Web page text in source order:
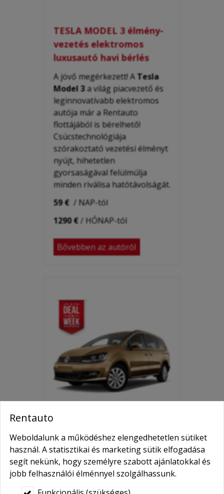
TESLA MODEL 3 élmény-
vezetés elektromos
luxusautó havi bérlés
A jövő megérkezett! ATesla
Model 3a világ piacvezető és
leginnovatívabb elektromos
autója már a Rentauto
flottájából is bérelhető!
Csúcstechnológiája
szórakoztató vezetési élményt
nyújt, hihetetlen
gyorsaságával felülmúlja
minden riválisa hatótávolságát.
59 € / NAP-tól
1290 €/ HÓNAP-tól
Bővebben az autóról
VOLKSWAGEN SHARAN
Seat Alhambra tdi nagy
légterű automata MPV
AVolkswagen Sharan
Rentauto
Weboldalunk a működéshez elengedhetetlen sütiket
használ. A statisztikai és marketing sütik elfogadása
segít nekünk, hogy személyre szabott ajánlatokkal és
jobb felhasználói élménnyel szolgálhassunk.